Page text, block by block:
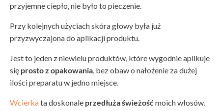
przyjemne ciepło, nie było to pieczenie.
Przy kolejnych użyciach skóra głowy była już
przyzwyczajona do aplikacji produktu.
Jest to jeden z niewielu produktów, które wygodnie aplikuje
się prosto z opakowania , bez obaw o nałożenie za dużej
ilości preparatu w jedno miejsce.
Wcierkata doskonale przedłuża świeżość moich włosów.